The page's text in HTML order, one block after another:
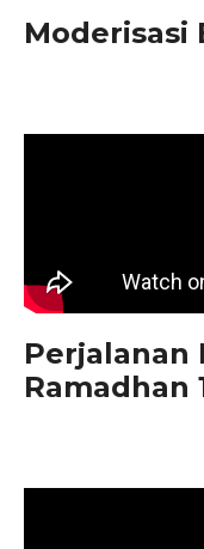
Moderisasi
Perjalanan
Ramadhan